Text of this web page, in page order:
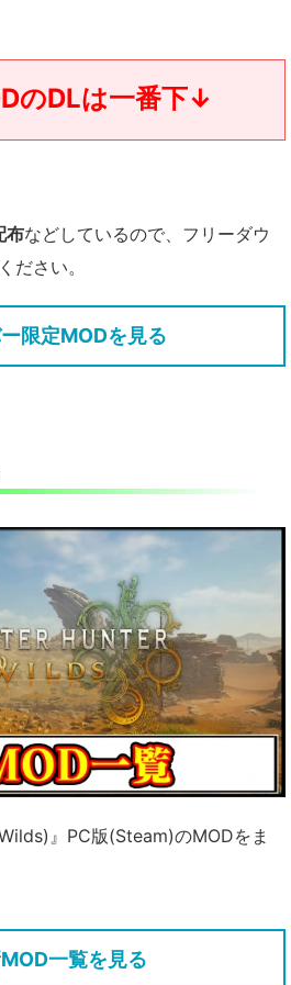
のDLは一番下↓
布などしているので、フリーダウ
ださい。
限定MODを見る
』PC版(Steam)のMODをま
一覧を見る